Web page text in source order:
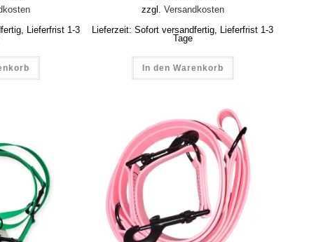
Lieferfrist 1-3
zzgl. Versandkosten
Lieferzeit:Sofort versandfertig, Lieferfrist 1-3
Tage
In den Warenkorb